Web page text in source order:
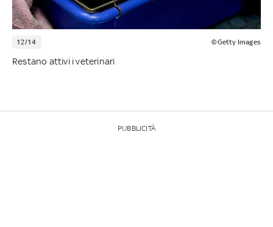
12/14 ©Getty Images
Restano attivi i veterinari
PUBBLICITÀ